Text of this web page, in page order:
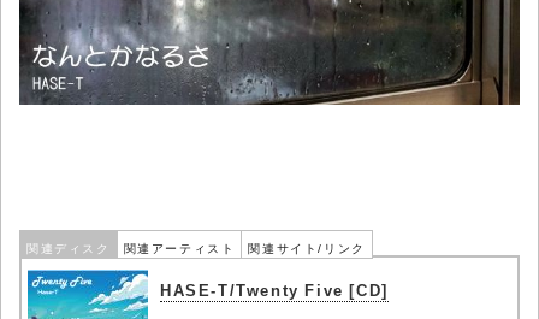
関連ディスク 関連アーティスト 関連サイト/リンク
HASE-T/Twenty Five [CD]